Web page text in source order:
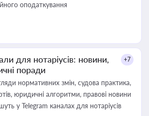
оподаткування
для нотаріусів: новини,
поради
+7
нормативних змін, судова практика,
юридичні алгоритми, правові новини
у Telegram каналах для нотаріусів